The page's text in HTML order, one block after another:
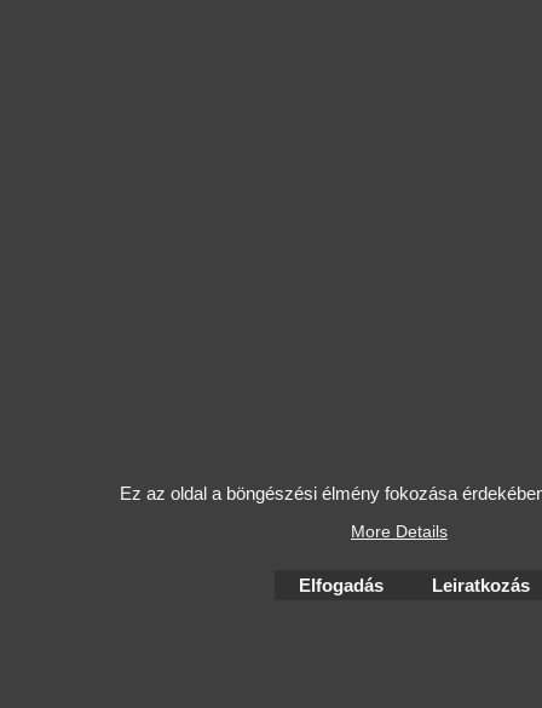
Ez az oldal a böngészési élmény fokozása
More Details
Elfogadás Leiratkozás